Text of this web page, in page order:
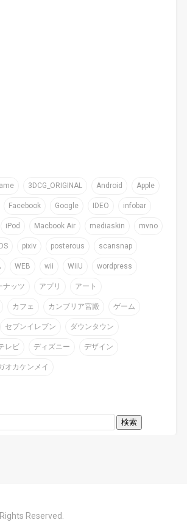
3DCG_ORIGINAL Android Apple
Facebook Google IDEO infobar
iPod Macbook Air mediaskin mvno
pixiv posterous scansnap
WEB wii WiiU wordpress
ナッツ アプリ アート
カフェ カンブリア宮殿 ゲーム
セブンイレブン ダウンタウン
レビ ディズニー デザイン
オカケンメイ
Reserved.